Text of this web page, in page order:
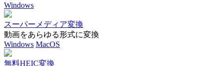
Windows
スーパーメディア変換
動画をあらゆる形式に変換
Windows MacOS
無料HEIC変換